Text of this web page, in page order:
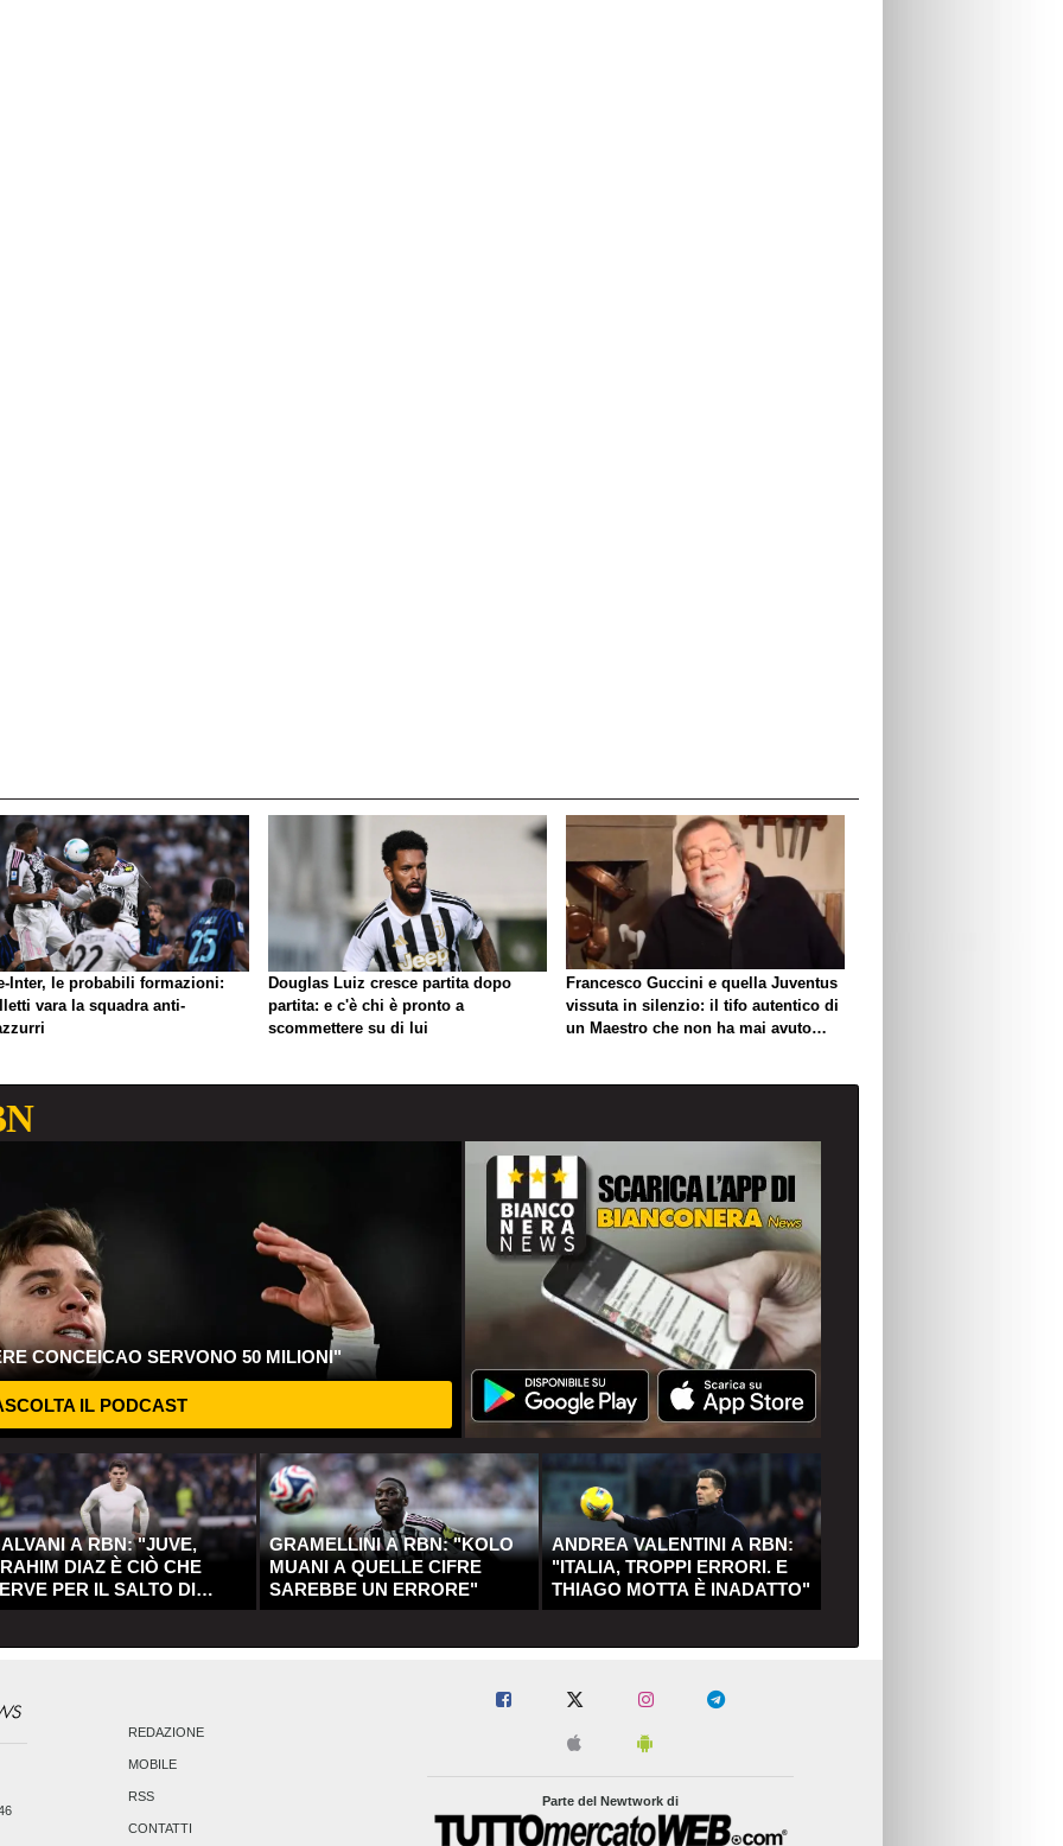
Inter, le probabili formazioni:
vara la squadra anti-
Douglas Luiz cresce partita dopo
partita: e c'è chi è pronto a
scommettere su di lui
Francesco Guccini e quella Juventus
vissuta in silenzio: il tifo autentico di
un Maestro che non ha mai avuto
CONCEICAO SERVONO 50 MILIONI"
IL PODCAST
A RBN: "JUVE,
DIAZ È CIÒ CHE
PER IL SALTO DI
GRAMELLINI A RBN: "KOLO
MUANI A QUELLE CIFRE
SAREBBE UN ERRORE"
ANDREA VALENTINI A RBN:
"ITALIA, TROPPI ERRORI. E
THIAGO MOTTA È INADATTO"
REDAZIONE
MOBILE
RSS
CONTATTI
Parte del Newtwork di